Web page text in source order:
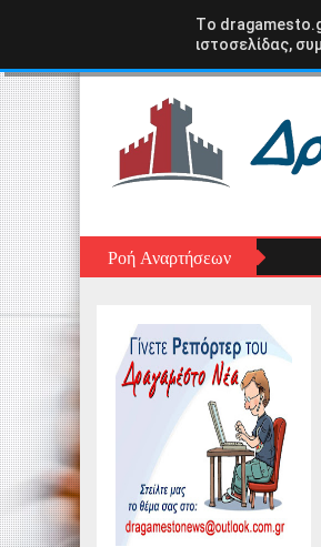
ΑΣΤΑΚΟΣ
Ροή Αναρτήσεων
Tο
ιστοσελίδας,